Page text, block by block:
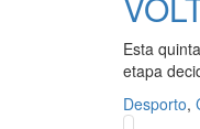
Esta
etapa
Desporto,